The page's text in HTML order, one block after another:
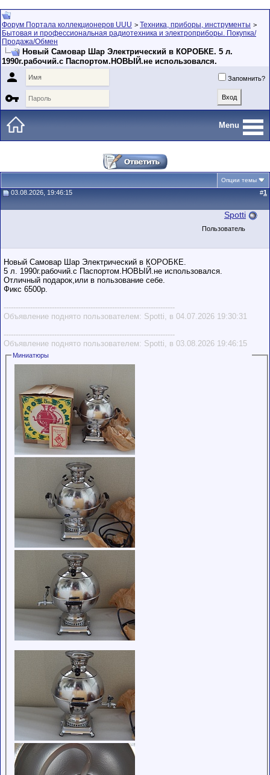
Форум Портала коллекционеров UUU > Техника, приборы, инструменты >
Бытовая и профессиональная радиотехника и электроприборы. Покупка/
Продажа/Обмен
Новый Самовар Шар Электрический в КОРОБКЕ. 5 л.
1990г.рабочий.с Паспортом.НОВЫЙ.не использовался.
 Запомнить?

Menu
Опции темы
03.08.2026, 19:46:15 #1
Spotti
Пользователь
Новый Самовар Шар Электрический в КОРОБКЕ.
5 л. 1990г.рабочий.с Паспортом.НОВЫЙ.не использовался.
Отличный подарок,или в пользование себе.
Фикс 6500р.
-----------------------------------------------------------------------
Объявление поднято пользователем: Spotti, в 04.07.2026 19:30:31
-----------------------------------------------------------------------
Объявление поднято пользователем: Spotti, в 03.08.2026 19:46:15
Миниатюры